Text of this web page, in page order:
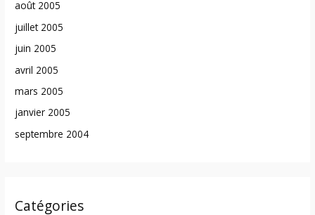
août 2005
juillet 2005
juin 2005
avril 2005
mars 2005
janvier 2005
septembre 2004
Catégories